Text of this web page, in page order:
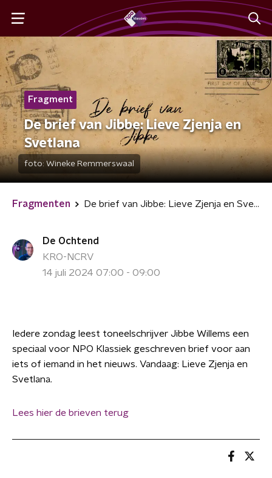
Fragment
De brief van Jibbe: Lieve Zjenja en
Svetlana
foto: Wineke Remmerswaal
Fragmenten De brief van Jibbe: Lieve Zjenja en Svetlana
De Ochtend
KRO-NCRV
14 juli 2024 07:00 - 09:00
Iedere zondag leest toneelschrijver Jibbe Willems een
speciaal voor NPO Klassiek geschreven brief voor aan
iets of iemand in het nieuws. Vandaag: Lieve Zjenja en
Svetlana.
Lees hier de brieven terug